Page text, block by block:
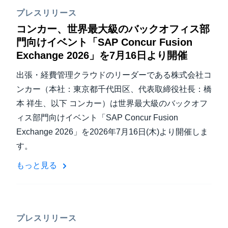
プレスリリース
コンカー、世界最大級のバックオフィス部
門向けイベント「SAP Concur Fusion
Exchange 2026」を7月16日より開催
出張・経費管理クラウドのリーダーである株式会社コ
ンカー（本社：東京都千代田区、代表取締役社長：橋
本 祥生、以下 コンカー）は世界最大級のバックオフ
ィス部門向けイベント「SAP Concur Fusion
Exchange 2026」を2026年7月16日(木)より開催しま
す。
もっと見る
プレスリリース